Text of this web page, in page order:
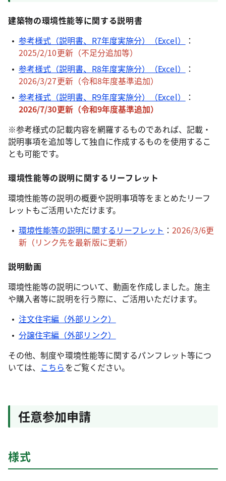
建築物の環境性能等に関する説明書
参考様式（説明書、R7年度実施分）（Excel）
：
2025/2/10更新（不足分追加等）
参考様式（説明書、R8年度実施分）（Excel）
：
2026/3/27更新（令和8年度基準追加）
参考様式（説明書、R9年度実施分）（Excel）
：
2026/7/30更新（令和9年度基準追加）
※参考様式の記載内容を網羅するものであれば、記載・
説明事項を追加等して独自に作成するものを使用するこ
とも可能です。
環境性能等の説明に関するリーフレット
環境性能等の説明の概要や説明事項等をまとめたリーフ
レットもご活用いただけます。
環境性能等の説明に関するリーフレット ：2026/3/6更
新（リンク先を最新版に更新）
説明動画
環境性能等の説明について、動画を作成しました。施主
や購入者等に説明を行う際に、ご活用いただけます。
注文住宅編（外部リンク）
分譲住宅編（外部リンク）
その他、制度や環境性能等に関するパンフレット等につ
いては、 こちらをご覧ください。
任意参加申請
様式